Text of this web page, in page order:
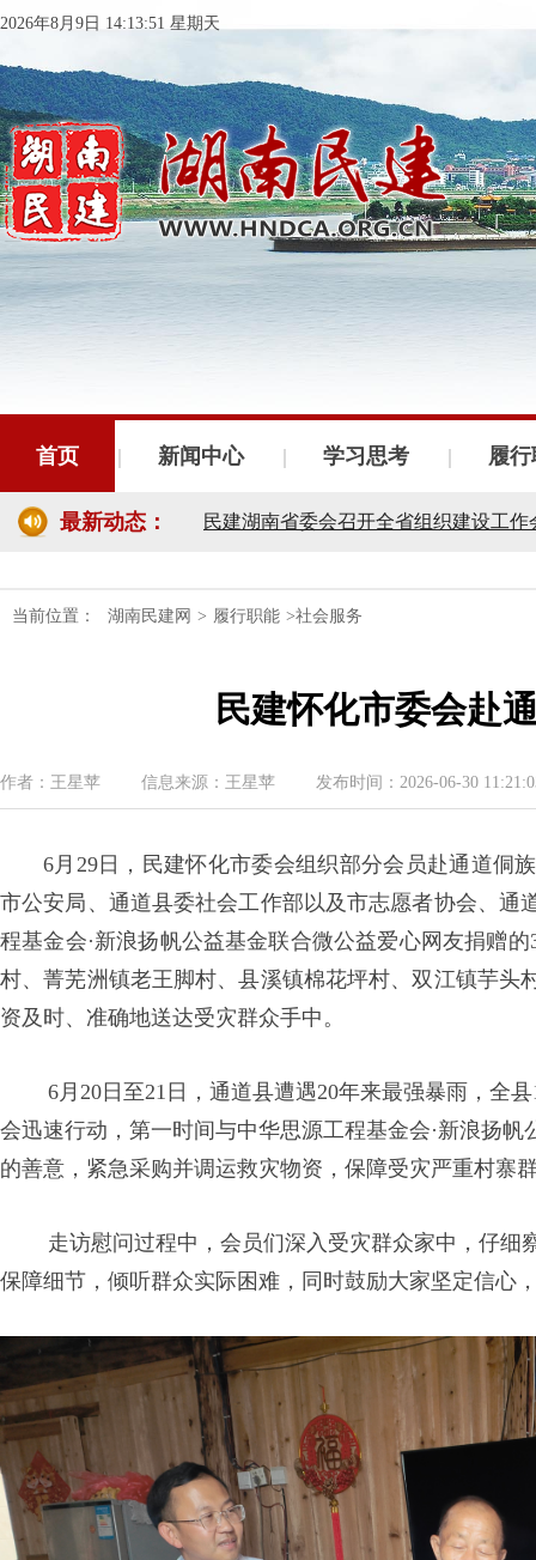
2026年8月9日 14:13:52 星期天
首页 新闻中心 学习思考 履
最新动态：
民建湖南省委会十届五次全会召开
民建湖南省委会召开全省组织建设工作
民建湖南省第十届委员会内部监督委
民建湖南省十届十次常委会议召开
民建湖南省委会开展2024年度理论学
当前位置： 湖南民建网 > 履行职能 >社会服务
民建怀化市委会赴
作者：王星苹 信息来源：王星苹 发布时间：2026-06-30
6月29日，民建怀化市委会组织部分会员赴通道侗
市公安局、通道县委社会工作部以及市志愿者协会、
程基金会·新浪扬帆公益基金联合微公益爱心网友捐赠
村、菁芜洲镇老王脚村、县溪镇棉花坪村、双江镇芋
资及时、准确地送达受灾群众手中。
6月20日至21日，通道县遭遇20年来最强暴雨，全县
会迅速行动，第一时间与中华思源工程基金会·新浪扬
的善意，紧急采购并调运救灾物资，保障受灾严重村寨
走访慰问过程中，会员们深入受灾群众家中，仔细
保障细节，倾听群众实际困难，同时鼓励大家坚定信心